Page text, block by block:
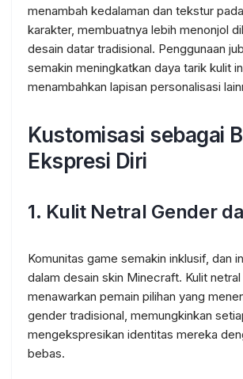
menambah kedalaman dan tekstur
karakter, membuatnya lebih menonjol
desain datar tradisional. Penggunaan
semakin meningkatkan daya tarik kulit
menambahkan lapisan personalisasi
Kustomisasi sebagai
Ekspresi Diri
1. Kulit Netral Gender
Komunitas game semakin inklusif, dan
dalam desain skin Minecraft. Kulit
menawarkan pemain pilihan yang
gender tradisional, memungkinkan
mengekspresikan identitas mereka
bebas.